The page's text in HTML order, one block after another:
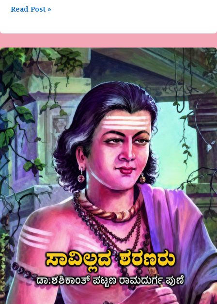
Read Post »